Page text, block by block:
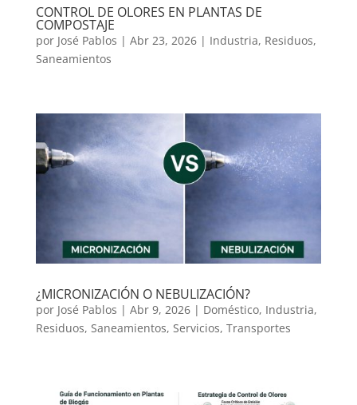
CONTROL DE OLORES EN PLANTAS DE
COMPOSTAJE
por José Pablos | Abr 23, 2026| Industria, Residuos,
Saneamientos
¿MICRONIZACIÓN O NEBULIZACIÓN?
por José Pablos | Abr 9, 2026| Doméstico, Industria,
Residuos, Saneamientos, Servicios, Transportes